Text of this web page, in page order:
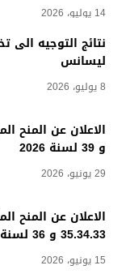
14 يوليو، 2026
نتائج التوجيه الى
ليسانس
8 يوليو، 2026
و 39 لسنة 2026
29 يونيو، 2026
الاعلان عن المنح
35.34.33 و 36 لسنة 2026
15 يونيو، 2026